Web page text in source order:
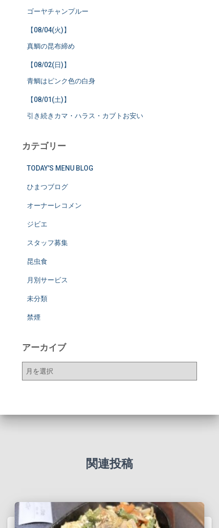
ゴーヤチャンプルー
【08/04(火)】
真鯛の昆布締め
【08/02(日)】
青鯛はピンク色の白身
【08/01(土)】
引き続きカマ・ハラス・カブトお安い
カテゴリー
TODAY'S MENU BLOG
ひまつブログ
オーナーレコメン
ジビエ
スタッフ募集
昆虫食
月別サービス
未分類
禁煙
アーカイブ
ア
関連投稿